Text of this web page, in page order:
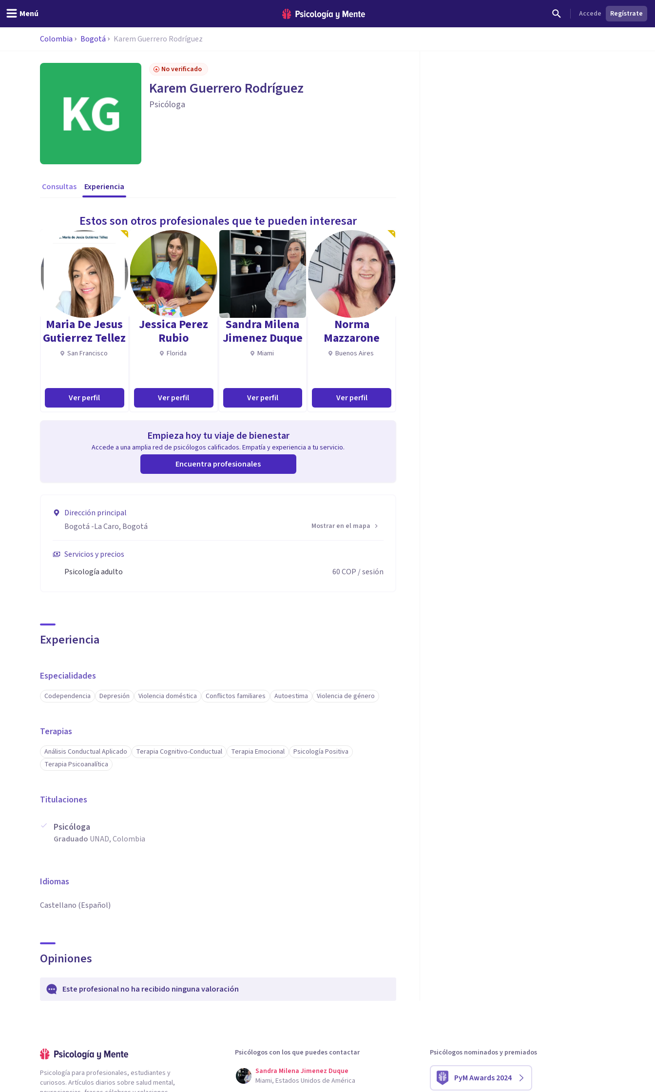
Menú Accede Regístrate
Colombia Bogotá Karem Guerrero Rodríguez
No verificado
Karem Guerrero Rodríguez
Psicóloga
Consultas Experiencia
Estos son otros profesionales que te pueden interesar
Maria De Jesus
Gutierrez Tellez
San Francisco
Ver perfil
Jessica Perez
Rubio
Florida
Ver perfil
Sandra Milena
Jimenez Duque
Miami
Ver perfil
Norma
Mazzarone
Buenos Aires
Ver perfil
Empieza hoy tu viaje de bienestar
Accede a una amplia red de psicólogos calificados. Empatía y experiencia a tu servicio.
Encuentra profesionales
Dirección principal
Bogotá ‎-La Caro, Bogotá
Mostrar en el mapa
Servicios y precios
Psicología adulto
60COP / sesión
Experiencia
Especialidades
Codependencia Depresión Violencia doméstica Conflictos familiares Autoestima Violencia de género
Terapias
Análisis Conductual Aplicado Terapia Cognitivo-Conductual Terapia Emocional
Psicología Positiva
Terapia Psicoanalítica
Titulaciones
Psicóloga
Graduado UNAD, Colombia
Idiomas
Castellano (Español)
Opiniones
Este profesional no ha recibido ninguna valoración
Psicología para profesionales, estudiantes y
curiosos. Artículos diarios sobre salud mental,
Psicólogos con los que puedes contactar
Sandra Milena Jimenez Duque
Miami, Estados Unidos de América
Psicólogos nominados y premiados
PyM Awards 2024